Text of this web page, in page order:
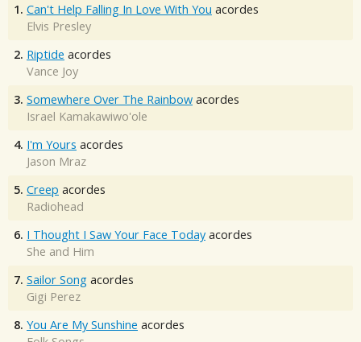
1. Can't Help Falling In Love With You acordes
Elvis Presley
2. Riptide acordes
Vance Joy
3. Somewhere Over The Rainbow acordes
Israel Kamakawiwo'ole
4. I'm Yours acordes
Jason Mraz
5. Creep acordes
Radiohead
6. I Thought I Saw Your Face Today acordes
She and Him
7. Sailor Song acordes
Gigi Perez
8. You Are My Sunshine acordes